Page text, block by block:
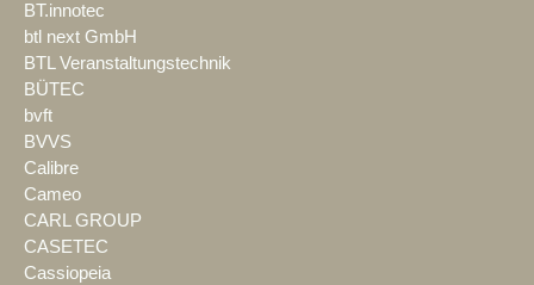
BT.innotec
btl next GmbH
BTL Veranstaltungstechnik
BÜTEC
bvft
BVVS
Calibre
Cameo
CARL GROUP
CASETEC
Cassiopeia